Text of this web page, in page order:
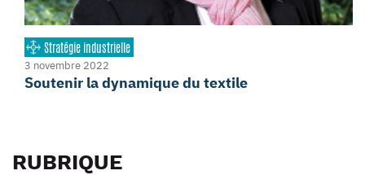
Stratégie industrielle
3 novembre 2022
Soutenir la dynamique du textile
RUBRIQUE